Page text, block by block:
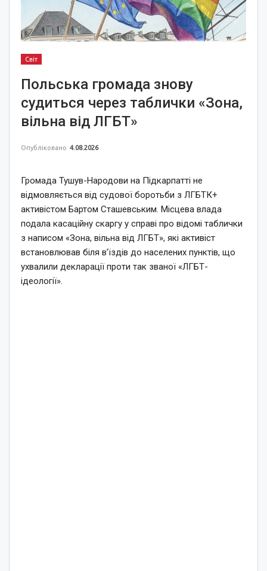
Світ
Польська громада знову
судиться через таблички «Зона,
вільна від ЛГБТ»
Опубліковано 4.08.2026
Громада Тушув-Народови на Підкарпатті не
відмовляється від судової боротьби з ЛГБТК+
активістом Бартом Сташевським. Місцева влада
подала касаційну скаргу у справі про відомі таблички
з написом «Зона, вільна від ЛГБТ», які активіст
встановлював біля в’їздів до населених пунктів, що
ухвалили декларації проти так званої «ЛГБТ-
ідеології».